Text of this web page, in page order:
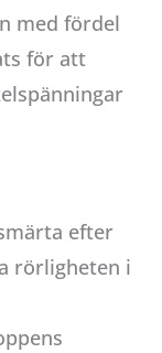
med fördel
för att
efter
rörligheten i